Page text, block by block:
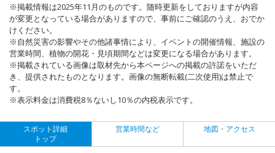
※掲載情報は2025年11月のものです。随時更新をしておりますが内容
が変更となっている場合がありますので、事前にご確認のうえ、おでか
けください。
※自然災害の影響やその他諸事情により、イベントの開催情報、施設の
営業時間、植物の開花・見頃期間などは変更になる場合があります。
※掲載されている画像は取材先から本ページへの掲載の許諾をいただ
き、提供されたものとなります。画像の無断転載(二次使用)は禁止で
す。
※表示料金は消費税8％ないし10％の内税表示です。
スポット詳細
トップ
営業時間など 地図・アクセス